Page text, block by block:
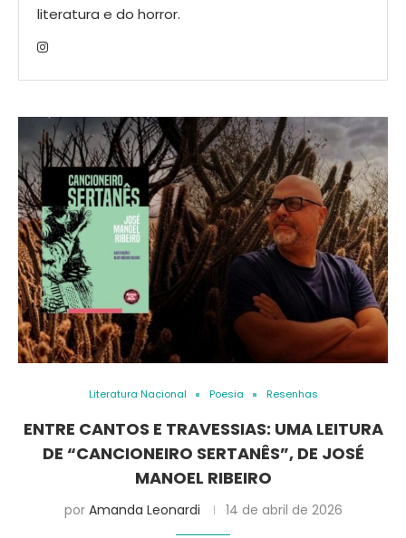
literatura e do horror.
Literatura Nacional Poesia Resenhas
ENTRE CANTOS E TRAVESSIAS: UMA LEITURA
DE “CANCIONEIRO SERTANÊS”, DE JOSÉ
MANOEL RIBEIRO
por Amanda Leonardi 14 de abril de 2026